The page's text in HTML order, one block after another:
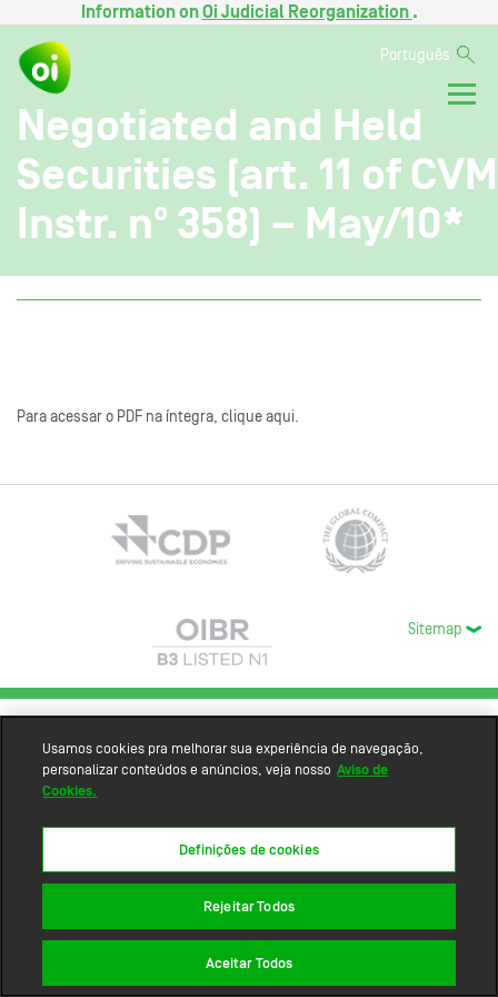
Information onOi Judicial Reorganization .
Português
Negotiated and Held
Securities (art. 11 of CVM
Instr. nº 358) – May/10*
Para acessar o PDF na íntegra, clique aqui.
Sitemap
Usamos cookies pra melhorar sua experiência de navegação,
personalizar conteúdos e anúncios, veja nosso Aviso de
Cookies.
Definições de cookies
Rejeitar Todos
Aceitar Todos